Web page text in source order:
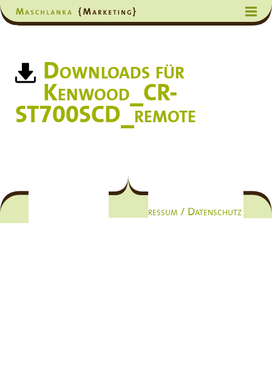
Downloads für
Kenwood_CR-
ST700SCD_remote
Impressum / Datenschutz